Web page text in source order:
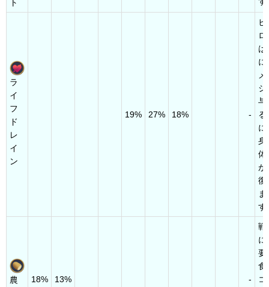
ト
ラ
イ
フ
ド
レ
イ
ン
19% 27% 18% -
ヒ
ロ
は
に
ジ
与
る
に
身
体
が
復
ま
す
農
18% 13% -
戦
に
要
食
コ